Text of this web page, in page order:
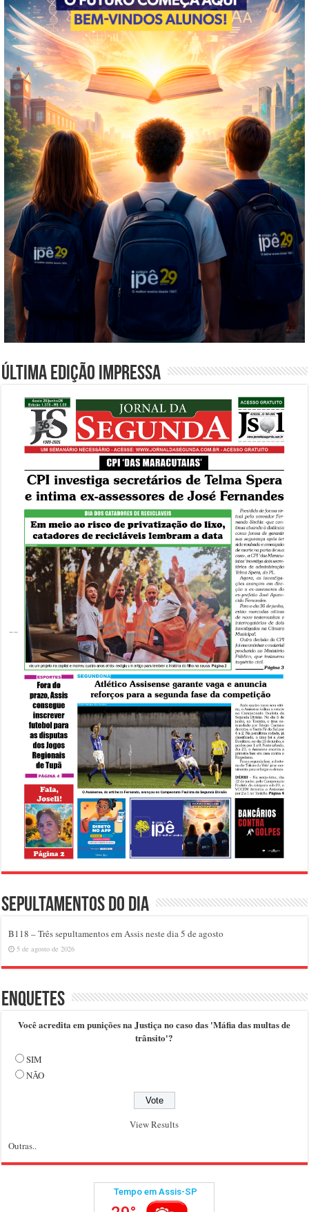
Última edição impressa
Sepultamentos do dia
B118 – Três sepultamentos em Assis neste dia 5 de agosto
5 de agosto de 2026
Enquetes
Você acredita em punições na Justiça no caso das 'Máfia das multas de
trânsito'?
SIM
NÃO
View Results
Outras..